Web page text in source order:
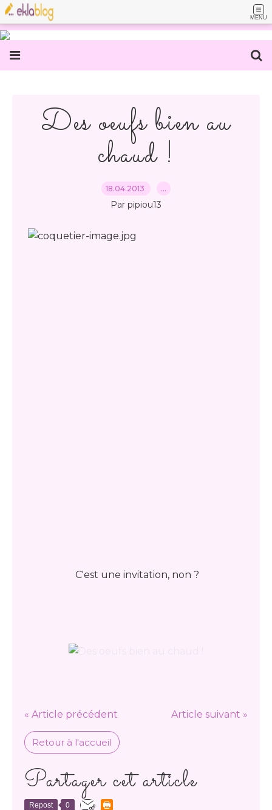
MENU
Des oeufs bien au
chaud !
18.04.2013 …
Par pipiou13
C'est une invitation, non ?
« Article précédent Article suivant »
Retour à l'accueil
Partager cet article
Repost 0